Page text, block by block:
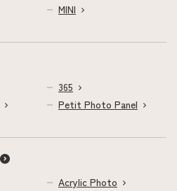
MINI
365
Petit Photo Panel
Acrylic Photo